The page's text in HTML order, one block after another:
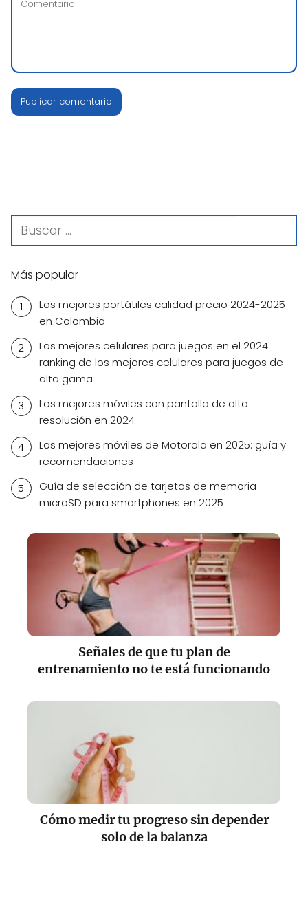
Más popular
Los mejores portátiles calidad precio 2024-2025
en Colombia
Los mejores celulares para juegos en el 2024:
ranking de los mejores celulares para juegos de
alta gama
Los mejores móviles con pantalla de alta
resolución en 2024
Los mejores móviles de Motorola en 2025: guía y
recomendaciones
Guía de selección de tarjetas de memoria
microSD para smartphones en 2025
Señales de que tu plan de
entrenamiento no te está funcionando
Cómo medir tu progreso sin depender
solo de la balanza